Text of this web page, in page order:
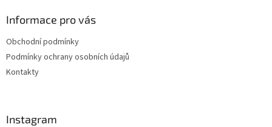
Informace pro vás
Obchodní podmínky
Podmínky ochrany osobních údajů
Kontakty
Instagram